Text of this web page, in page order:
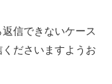
信できないケース
ださいますようお